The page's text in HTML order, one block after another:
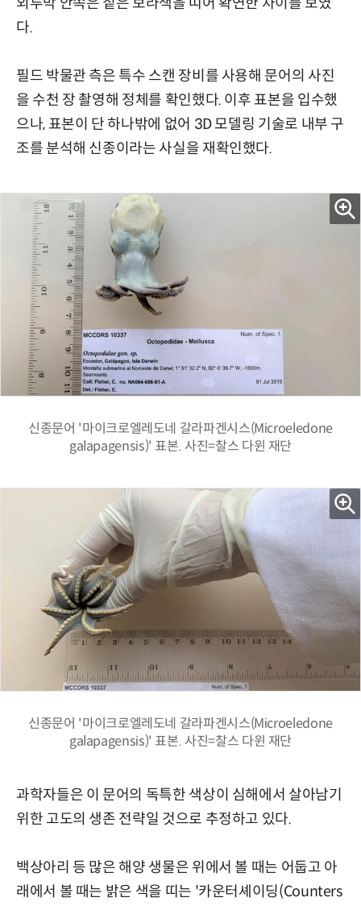
다.
필드 박물관 측은 특수 스캔 장비를 사용해 문어의 사진
을 수천 장 촬영해 정체를 확인했다. 이후 표본을 입수했
으나, 표본이 단 하나밖에 없어 3D 모델링 기술로 내부 구
조를 분석해 신종이라는 사실을 재확인했다.
신종문어 '마이크로엘레도네 갈라파겐시스(Microeledone
galapagensis)' 표본. 사진=찰스 다윈 재단
신종문어 '마이크로엘레도네 갈라파겐시스(Microeledone
galapagensis)' 표본. 사진=찰스 다윈 재단
과학자들은 이 문어의 독특한 색상이 심해에서 살아남기
위한 고도의 생존 전략일 것으로 추정하고 있다.
백상아리 등 많은 해양 생물은 위에서 볼 때는 어둡고 아
래에서 볼 때는 밝은 색을 띠는 '카운터셰이딩(Counters